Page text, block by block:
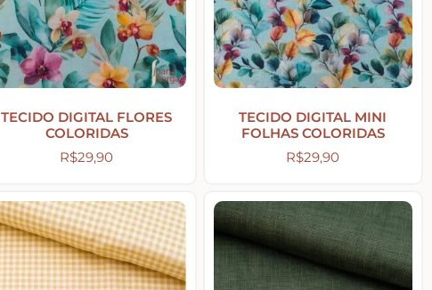
TECIDO DIGITAL FLORES
COLORIDAS
R$29,90
TECIDO DIGITAL MINI
FOLHAS COLORIDAS
R$29,90